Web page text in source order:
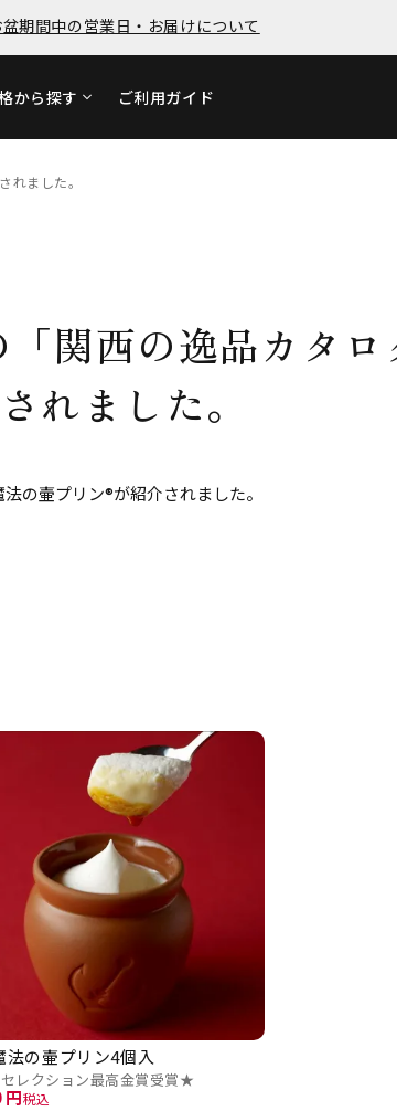
盆期間中の営業日・お届けについて
から探す ご利用ガイド
れました。
「関西の逸品カタ
れました。
の壷プリン®が紹介されました。
レクション最高金賞受賞★
法の壷プリン4個入
税込